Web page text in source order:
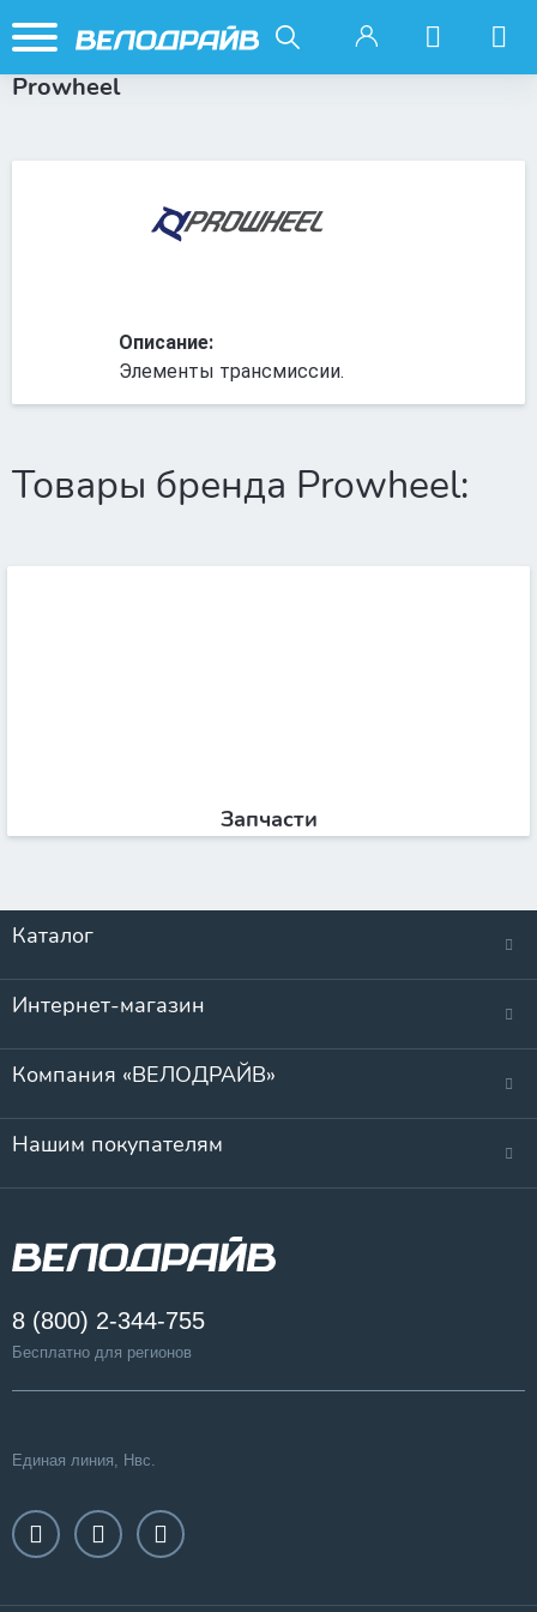
Prowheel
Описание:
Элементы трансмиссии.
Товары бренда Prowheel:
Запчасти
Каталог
Интернет-магазин
Компания «ВЕЛОДРАЙВ»
Нашим покупателям
8 (800) 2-344-755
Бесплатно для регионов
Единая линия, Нвс.